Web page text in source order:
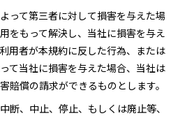
って第三者に対して損害を与えた場
をもって解決し、当社に損害を与え
用者が本規約に反した行為、または
て当社に損害を与えた場合、当社は
賠償の請求ができるものとします。
断、中止、停止、もしくは廃止等、